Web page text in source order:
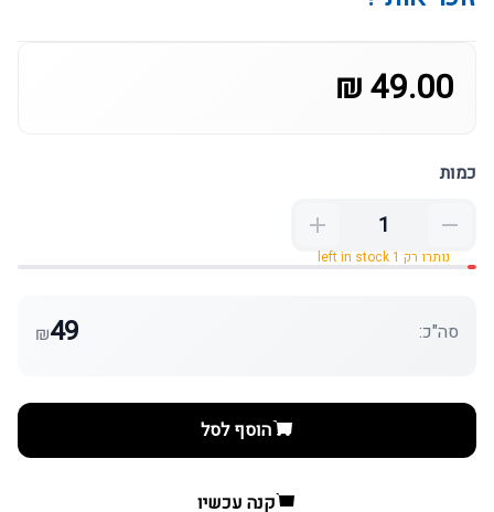
49.00 ₪
כמות
נותרו רק 1 left in stock
סה"כ: 49
₪
הוסף לסל
קנה עכשיו